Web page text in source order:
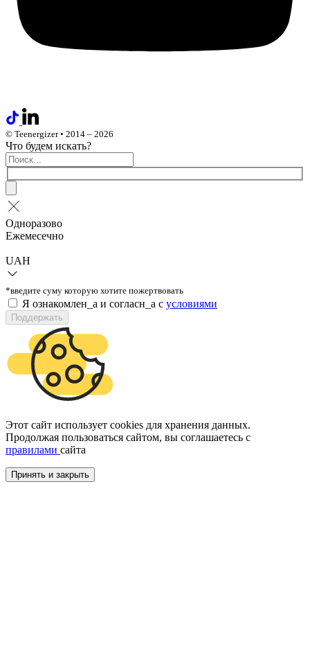
© Teenergizer • 2014 – 2026
Что будем искать?
Одноразово
Ежемесечно
UAH
*введите суму которую хотите пожертвовать
Я ознакомлен_а и согласн_а c условиями
Поддержать
Этот сайт использует cookies для хранения данных.
Продолжая пользоваться сайтом, вы соглашаетесь с
правилами сайта
Принять и закрыть